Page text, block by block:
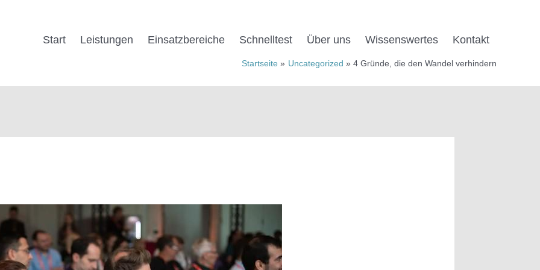
Start Leistungen Einsatz­be­reiche Schnelltest Über uns Wissens­wertes Kontakt
Startseite Uncategorized 4 Gründe, die den Wandel verhindern